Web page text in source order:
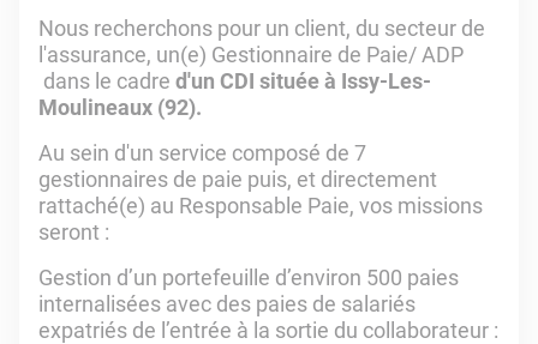
Nous recherchons pour un client, du secteur de
l'assurance, un(e) Gestionnaire de Paie/ ADP
dans le cadre d'un CDI située à Issy-Les-
Moulineaux (92).
Au sein d'un service composé de 7
gestionnaires de paie puis, et directement
rattaché(e) au Responsable Paie, vos missions
seront :
Gestion d’un portefeuille d’environ 500 paies
internalisées avec des paies de salariés
expatriés de l’entrée à la sortie du collaborateur :